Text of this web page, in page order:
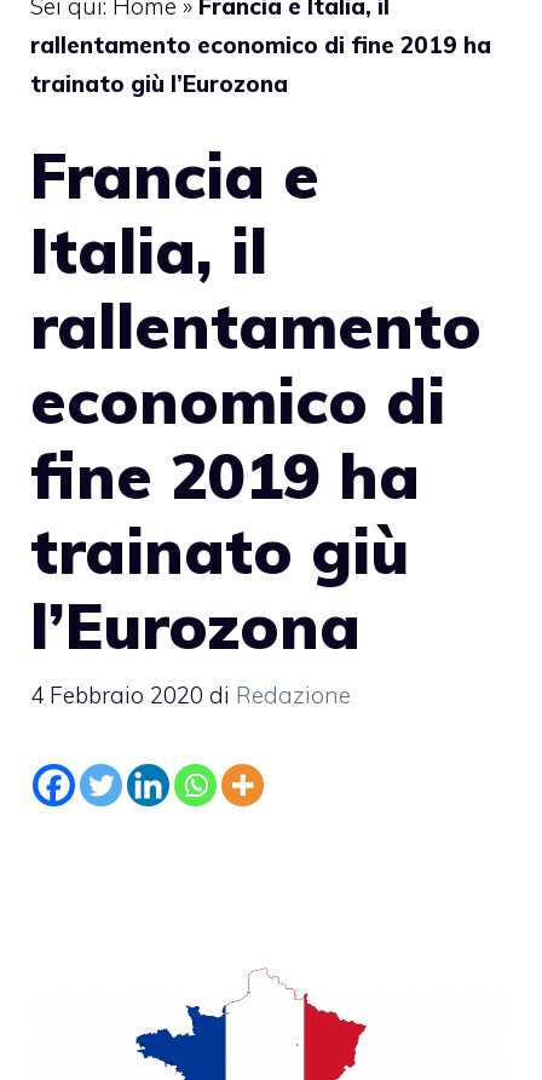
Sei qui: Home » Francia e Italia, il
rallentamento economico di fine 2019 ha
trainato giù l’Eurozona
Francia e
Italia, il
rallentamento
economico di
fine 2019 ha
trainato giù
l’Eurozona
4 Febbraio 2020 di Redazione